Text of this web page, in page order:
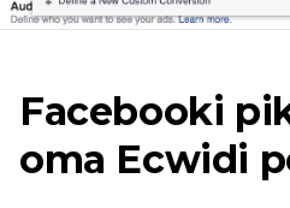
Facebooki
oma Ecwidi